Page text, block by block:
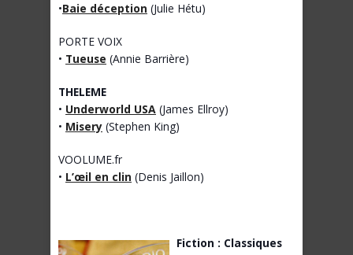
•Baie déception (Julie Hétu)
PORTE VOIX
• Tueuse (Annie Barrière)
THELEME
• Underworld USA (James Ellroy)
• Misery (Stephen King)
VOOLUME.fr
• L’œil en clin (Denis Jaillon)
Fiction : Classiques